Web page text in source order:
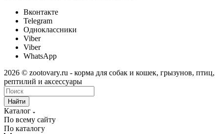
Вконтакте
Telegram
Одноклассники
Viber
Viber
WhatsApp
2026 © zootovary.ru - корма для собак и кошек, грызунов, птиц,
рептилий и аксессуары
Найти
Каталог
По всему сайту
По каталогу